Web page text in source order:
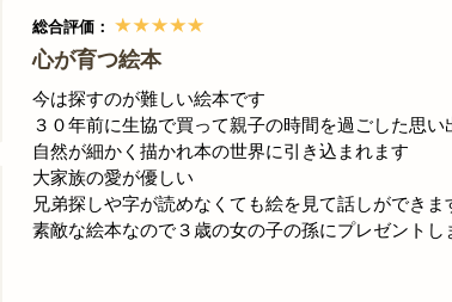
総合評価：
心が育つ絵本
今は探すのが難しい絵本です
３０年前に生協で買って親子の時間を過ごした思い
自然が細かく描かれ本の世界に引き込まれます
大家族の愛が優しい
兄弟探しや字が読めなくても絵を見て話しができま
素敵な絵本なので３歳の女の子の孫にプレゼントし